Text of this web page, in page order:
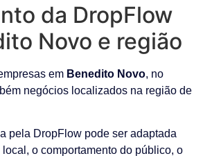
da DropFlow
Novo e região
em Benedito Novo, no
negócios localizados na região de
pela DropFlow pode ser adaptada
o comportamento do público, o